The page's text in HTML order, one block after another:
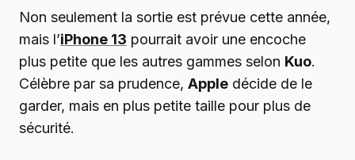
Non seulement la sortie est prévue cette année,
mais l’iPhone 13 pourrait avoir une encoche
plus petite que les autres gammes selon Kuo.
Célèbre par sa prudence, Apple décide de le
garder, mais en plus petite taille pour plus de
sécurité.